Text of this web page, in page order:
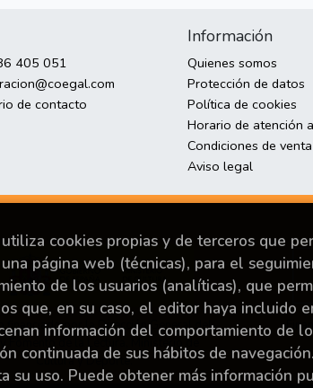
405 051
de contacto
Información
Quienes somos
Protección de datos
Política de cookies
Horario de atención
Condiciones de venta
Aviso legal
financiado por la Dirección General del
y Fomento de la Lectura, Ministerio de
Cultura y Deporte.
cookies propias y de terceros que
página web (técnicas), para el
de los usuarios (analíticas), que
que, en su caso, el editor haya incluido
información del comportamiento de
continuada de sus hábitos de
su uso. Puede obtener más información